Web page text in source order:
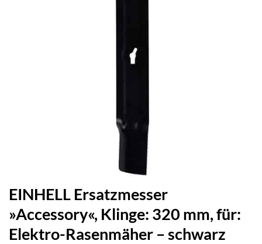
EINHELL Ersatzmesser
»Accessory«, Klinge: 320 mm, für:
Elektro-Rasenmäher – schwarz